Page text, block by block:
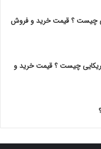
چیست ؟ قیمت خرید و فروش
چیست ؟ قیمت خرید و